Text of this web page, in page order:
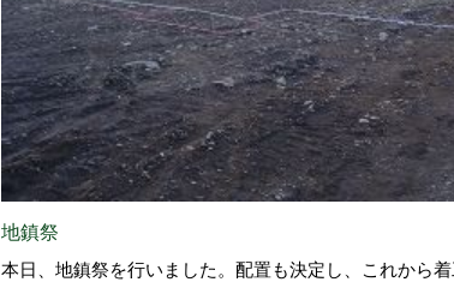
地鎮祭
本日、地鎮祭を行いました。配置も決定し、これから着